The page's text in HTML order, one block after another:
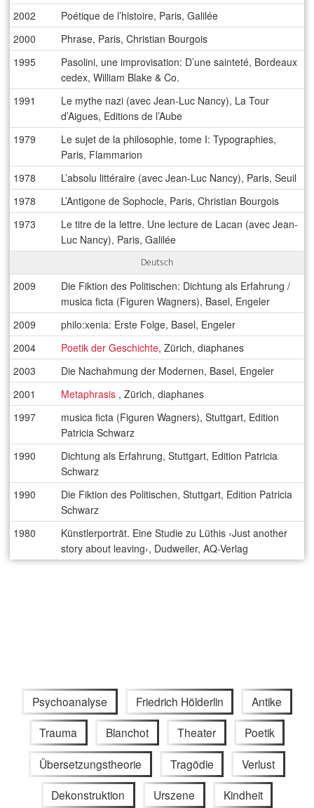
2002
Poétique de l’histoire, Paris, Galilée
2000
Phrase, Paris, Christian Bourgois
1995
Pasolini, une improvisation: D’une sainteté, Bordeaux
cedex, William Blake & Co.
1991
Le mythe nazi (avec Jean-Luc Nancy), La Tour
d’Aigues, Editions de l’Aube
1979
Le sujet de la philosophie, tome I: Typographies,
Paris, Flammarion
1978
L’absolu littéraire (avec Jean-Luc Nancy), Paris, Seuil
1978
L’Antigone de Sophocle, Paris, Christian Bourgois
1973
Le titre de la lettre. Une lecture de Lacan (avec Jean-
Luc Nancy), Paris, Galilée
Deutsch
2009
Die Fiktion des Politischen: Dichtung als Erfahrung /
musica ficta (Figuren Wagners), Basel, Engeler
2009
philo:xenia: Erste Folge, Basel, Engeler
2004
Poetik der Geschichte, Zürich, diaphanes
2003
Die Nachahmung der Modernen, Basel, Engeler
2001
Metaphrasis , Zürich, diaphanes
1997
musica ficta (Figuren Wagners), Stuttgart, Edition
Patricia Schwarz
1990
Dichtung als Erfahrung, Stuttgart, Edition Patricia
Schwarz
1990
Die Fiktion des Politischen, Stuttgart, Edition Patricia
Schwarz
1980
Künstlerporträt. Eine Studie zu Lüthis ‹Just another
story about leaving›, Dudweiler, AQ-Verlag
Psychoanalyse Friedrich Hölderlin Antike
Trauma Blanchot Theater Poetik
Übersetzungstheorie Tragödie Verlust
Dekonstruktion Urszene Kindheit